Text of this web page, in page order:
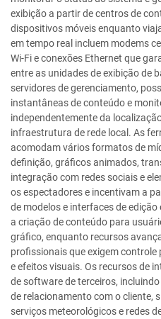
exibição a partir de centros de
dispositivos móveis enquanto
em tempo real incluem modems
Wi-Fi e conexões Ethernet que
entre as unidades de exibição de
servidores de gerenciamento,
instantâneas de conteúdo e
independentemente da
infraestrutura de rede local. As
acomodam vários formatos de
definição, gráficos animados,
integração com redes sociais e
os espectadores e incentivam a
de modelos e interfaces de
a criação de conteúdo para
gráfico, enquanto recursos
profissionais que exigem
e efeitos visuais. Os recursos de
de software de terceiros,
de relacionamento com o cliente,
serviços meteorológicos e redes